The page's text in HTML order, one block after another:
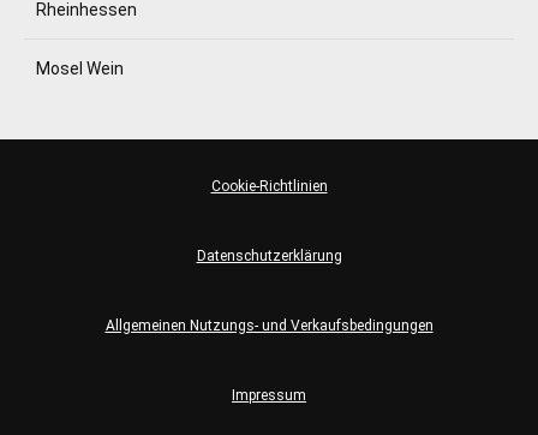
Rheinhessen
Mosel Wein
Impressum
Allgemeinen Nutzungs- und Verkaufsbedingungen
Datenschutzerklärung
Cookie-Richtlinien